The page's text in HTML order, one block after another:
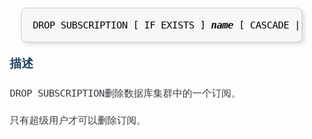
DROP SUBSCRIPTION [ IF EXISTS ] name
描述
DROP SUBSCRIPTION删除数据库集群中的一个订阅。
只有超级用户才可以删除订阅。